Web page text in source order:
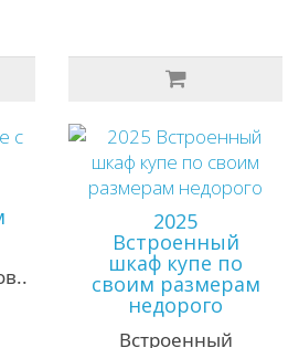
2025
Встроенный
шкаф купе по
своим размерам
недорого
Встроенный